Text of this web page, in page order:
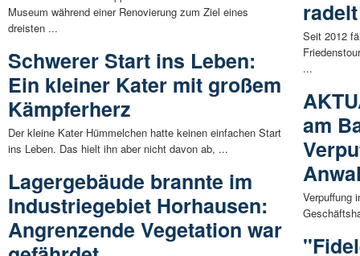
Museum während einer Renovierung zum Ziel eines
dreisten ...
Schwerer Start ins Leben:
Ein kleiner Kater mit großem
Kämpferherz
Der kleine Kater Hümmelchen hatte keinen einfachen Start
ins Leben. Das hielt ihn aber nicht davon ab, ...
Lagergebäude brannte im
Industriegebiet Horhausen:
Angrenzende Vegetation war
Seit 2012
...
am
Verpuffung